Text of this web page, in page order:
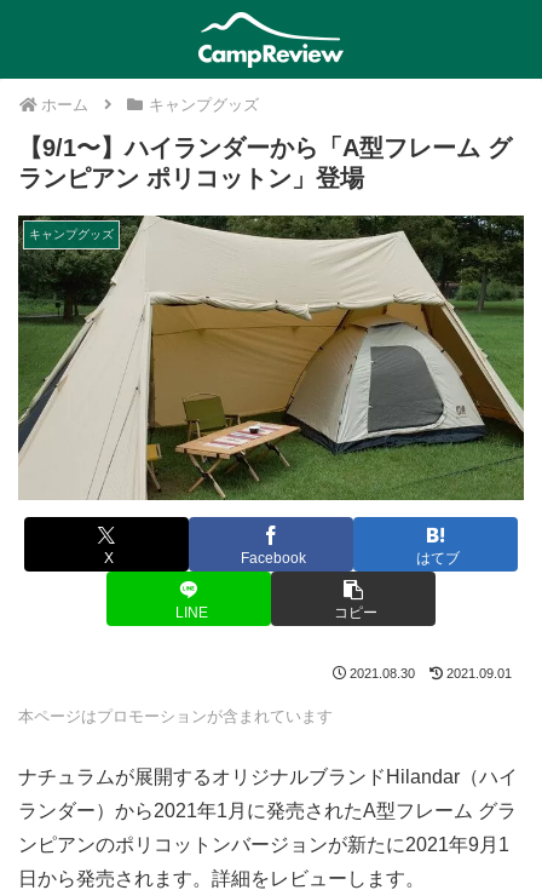
ホーム キャンプグッズ
【9/1〜】ハイランダーから「A型フレーム グ
ランピアン ポリコットン」登場
キャンプグッズ
X Facebook はてブ
LINE コピー
2021.08.30 2021.09.01
本ページはプロモーションが含まれています
ナチュラムが展開するオリジナルブランドHilandar（ハイ
ランダー）から2021年1月に発売されたA型フレーム グラ
ンピアンのポリコットンバージョンが新たに2021年9月1
日から発売されます。詳細をレビューします。